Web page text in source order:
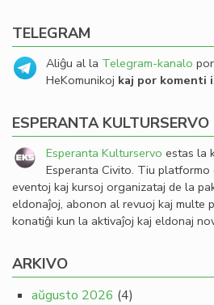
TELEGRAM
Aliĝu al la Telegram-kanalo
HeKomunikoj kaj por komenti
ESPERANTA KULTURSERVO
Esperanta Kulturservo estas la
Esperanta Civito. Tiu
eventoj kaj kursoj organizataj de la
eldonaĵoj, abonon al revuoj kaj multe
konatiĝi kun la aktivaĵoj kaj eldonaj
ARKIVO
aŭgusto 2026 (4)